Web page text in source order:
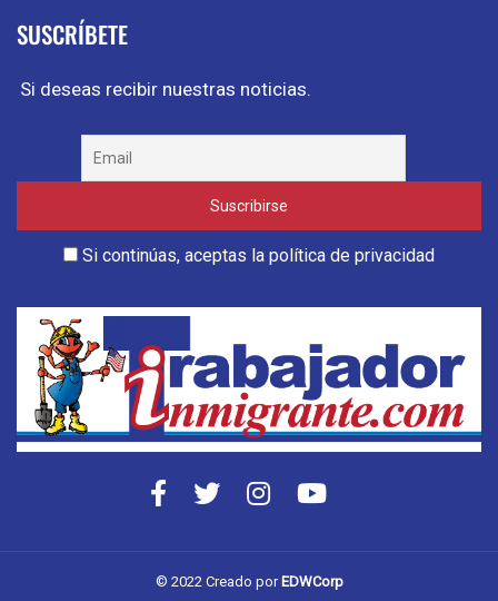
SUSCRÍBETE
Si deseas recibir nuestras noticias.
Si continúas, aceptas la política de privacidad
© 2022 Creado porEDWCorp